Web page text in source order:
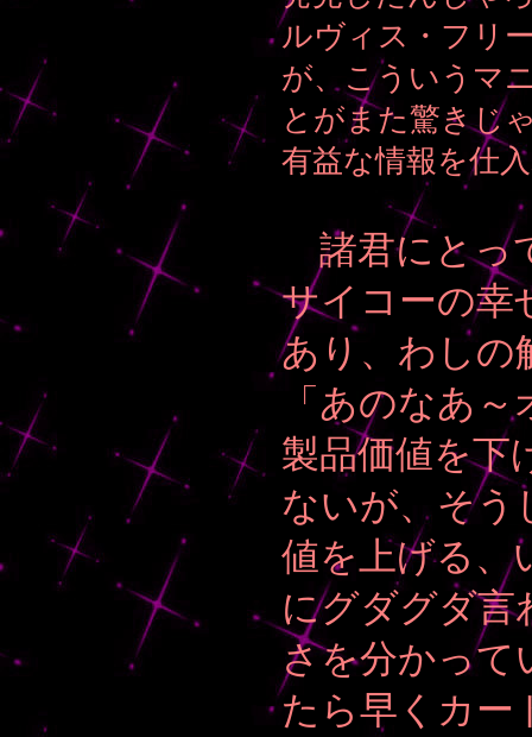
ルヴィス・フリ
が、こういうマ
とがまた驚きじ
有益な情報を仕
諸君にとっ
サイコーの幸
あり、わしの
「あのなあ
製品価値を下
ないが、そう
値を上げる、
にグダグダ言
さを分かって
たら早くカー